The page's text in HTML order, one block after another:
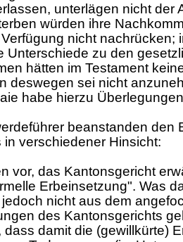
unterlägen nicht der
würden ihre
nicht nachrücken;
Unterschiede zu den
hätten im Testament
deswegen sei nicht
habe hierzu
beanstanden den
in verschiedener Hinsicht:
vor, das Kantonsgericht
Erbeinsetzung". Was
nicht aus dem
des Kantonsgerichts
dass damit die (gewillkürte)